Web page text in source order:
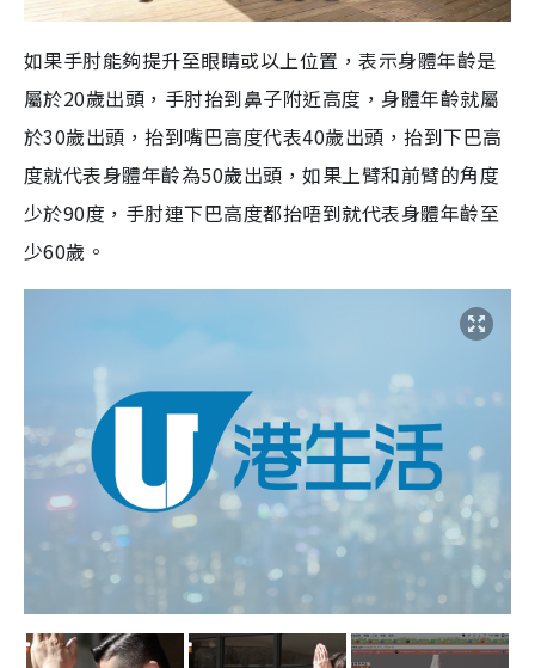
如果手肘能夠提升至眼睛或以上位置，表示身體年齡是
屬於20歲出頭，手肘抬到鼻子附近高度，身體年齡就屬
於30歲出頭，抬到嘴巴高度代表40歲出頭，抬到下巴高
度就代表身體年齡為50歲出頭，如果上臂和前臂的角度
少於90度，手肘連下巴高度都抬唔到就代表身體年齡至
少60歲。